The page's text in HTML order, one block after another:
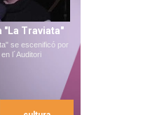
"La Traviata"
se escenificó por
l´Auditori